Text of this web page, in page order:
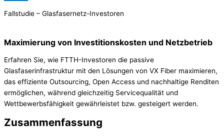
Fallstudie – Glasfasernetz-Investoren
Maximierung von Investitionskosten und Netzbetrieb
Erfahren Sie, wie FTTH-Investoren die passive
Glasfaserinfrastruktur mit den Lösungen von VX Fiber maximieren,
das effiziente Outsourcing, Open Access und nachhaltige Renditen
ermöglichen, während gleichzeitig Servicequalität und
Wettbewerbsfähigkeit gewährleistet bzw. gesteigert werden.
Zusammenfassung